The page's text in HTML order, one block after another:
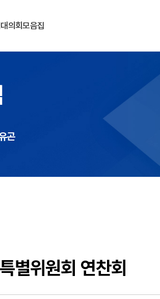
의회모음집
곤
별위원회 연찬회